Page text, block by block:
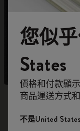
即刻
開番個
員福
您似
States
價格和付款顯
商品運送方式
不是United